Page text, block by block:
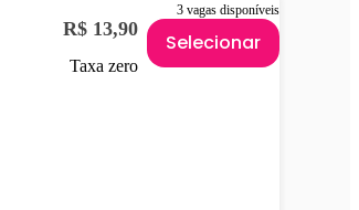
3 vagas disponíveis
R$ 13,90
Taxa zero
Selecionar